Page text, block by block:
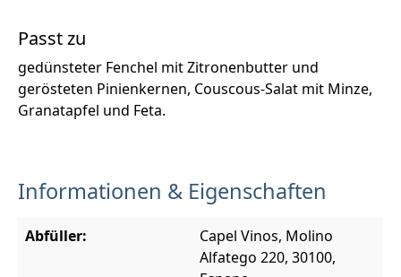
Passt zu
gedünsteter Fenchel mit Zitronenbutter und
gerösteten Pinienkernen, Couscous-Salat mit Minze,
Granatapfel und Feta.
Informationen & Eigenschaften
Abfüller:
Capel Vinos, Molino
Alfatego 220, 30100,